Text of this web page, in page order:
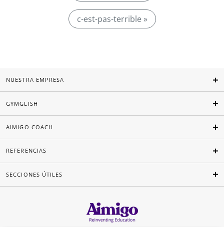
c-est-pas-terrible »
NUESTRA EMPRESA
GYMGLISH
AIMIGO COACH
REFERENCIAS
SECCIONES ÚTILES